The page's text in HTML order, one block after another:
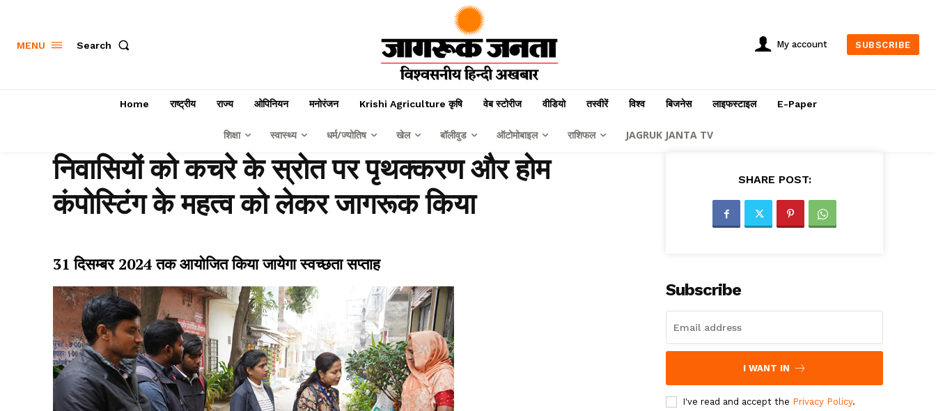
MENU Search My account SUBSCRIBE
Home राष्ट्रीय राज्य ओपिनियन मनोरंजन Krishi Agriculture कृषि वेब स्टोरीज वीडियो तस्वीरें विश्व बिजनेस लाइफस्टाइल E-Paper
शिक्षा स्वास्थ्य धर्म/ज्योतिष खेल बॉलीवुड ऑटोमोबाइल राशिफल JAGRUK JANTA TV
निवासियों को कचरे के स्रोत पर पृथक्करण और होम
कंपोस्टिंग के महत्व को लेकर जागरूक किया
31 दिसम्बर 2024 तक आयोजित किया जायेगा स्वच्छता सप्ताह
SHARE POST:
Subscribe
I WANT IN
I've read and accept the Privacy Policy.